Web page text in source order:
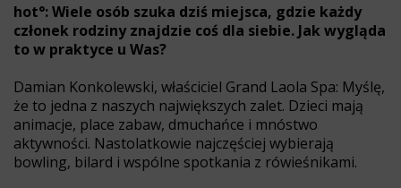
hot°: Wiele osób szuka dziś miejsca, gdzie każdy
członek rodziny znajdzie coś dla siebie. Jak wygląda
to w praktyce u Was?
Damian Konkolewski, właściciel Grand Laola Spa: Myślę,
że to jedna z naszych największych zalet. Dzieci mają
animacje, place zabaw, dmuchańce i mnóstwo
aktywności. Nastolatkowie najczęściej wybierają
bowling, bilard i wspólne spotkania z rówieśnikami.